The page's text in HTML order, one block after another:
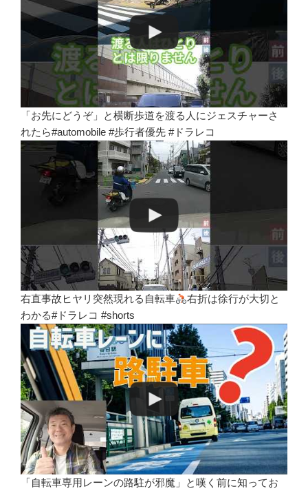
「お先にどうぞ」と横断歩道を渡る人にジェスチャーさ
れたら#automobile #歩行者優先 #ドラレコ
右直事故ヒヤリ突然現れる自転車
右折は徐行が大切と
わかる#ドラレコ #shorts
「自転車専用レーンの路駐が邪魔」と嘆く前に知ってお